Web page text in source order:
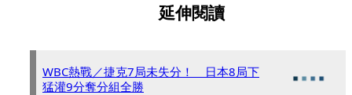
延伸閱讀
WBC熱戰／捷克7局未失分！ 日本8局下
猛灌9分奪分組全勝